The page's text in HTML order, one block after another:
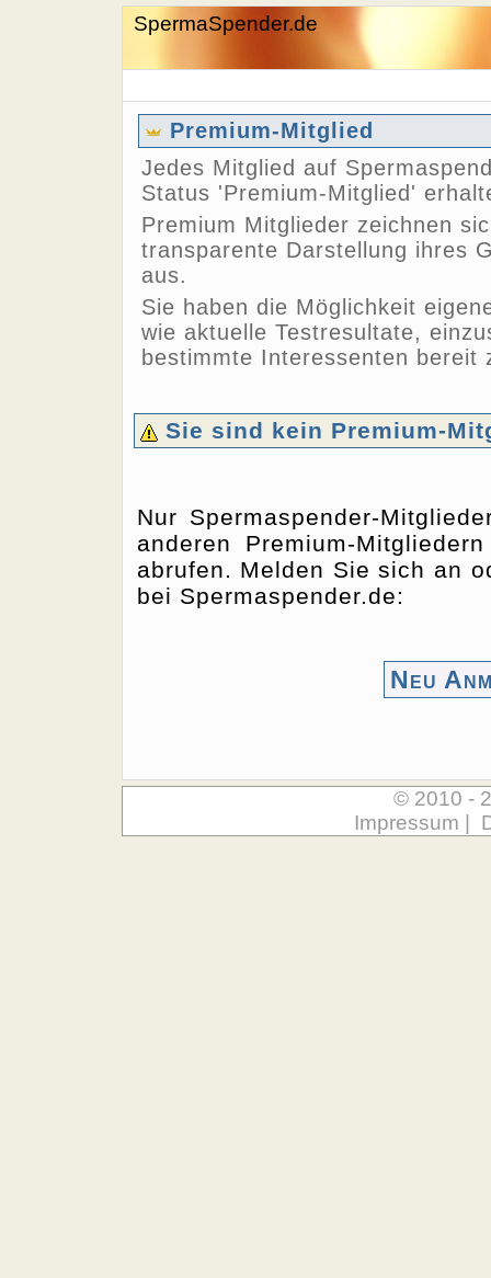
SpermaSpender.de
Premium-Mitglied
Jedes Mitglied auf
Status 'Premium-Mitglied'
Premium Mitglieder zeichnen
transparente Darstellung ihres
aus.
Sie haben die Möglichkeit
wie aktuelle Testresultate,
bestimmte Interessenten bereit
Sie sind kein Premium-
Nur Spermaspender-
anderen Premium-
abrufen. Melden Sie sich an
bei Spermaspender.de:
Neu
© 2010 -
Impressum